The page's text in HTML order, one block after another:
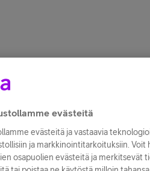
evästeitä
evästeitä ja vastaavia
ja markkinointitarkoituksiin. Voit
osapuolien evästeitä ja merkitsevät